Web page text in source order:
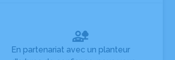
En partenariat avec un planteur